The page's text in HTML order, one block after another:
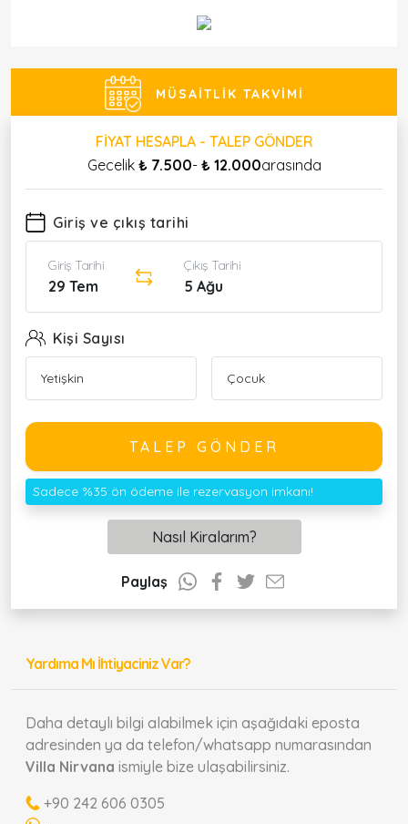
MÜSAITLIK TAKVIMI
FIYAT HESAPLA - TALEP GÖNDER
Gecelik ₺ 7.500- ₺ 12.000arasında
Giriş ve çıkış tarihi
Giriş Tarihi
29 Tem
Çıkış Tarihi
5 Ağu
Kişi Sayısı
TALEP GÖNDER
Sadece %35 ön ödeme ile rezervasyon imkanı!
Nasıl Kiralarım?
Paylaş
Yardıma Mı İhtiyaciniz Var?
Daha detaylı bilgi alabilmek için aşağıdaki eposta
adresinden ya da telefon/whatsapp numarasından
Villa Nirvana ismiyle bize ulaşabilirsiniz.
+90 242 606 0305